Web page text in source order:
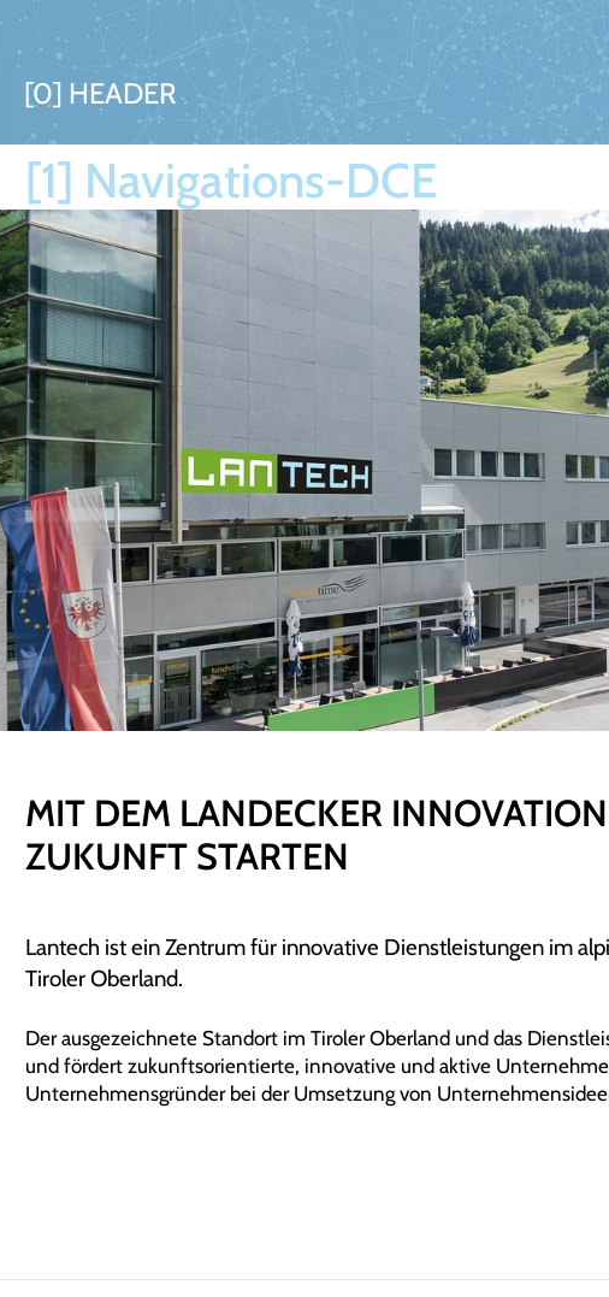
[0] HEADER
[1] Navigations-DCE
MIT DEM LANDECKER
ZUKUNFT STARTEN
Lantech ist ein Zentrum für innovative Dienstleistungen im
Tiroler Oberland.
Der ausgezeichnete Standort im Tiroler Oberland und das
und fördert zukunftsorientierte, innovative und aktive
Unternehmensgründer bei der Umsetzung von